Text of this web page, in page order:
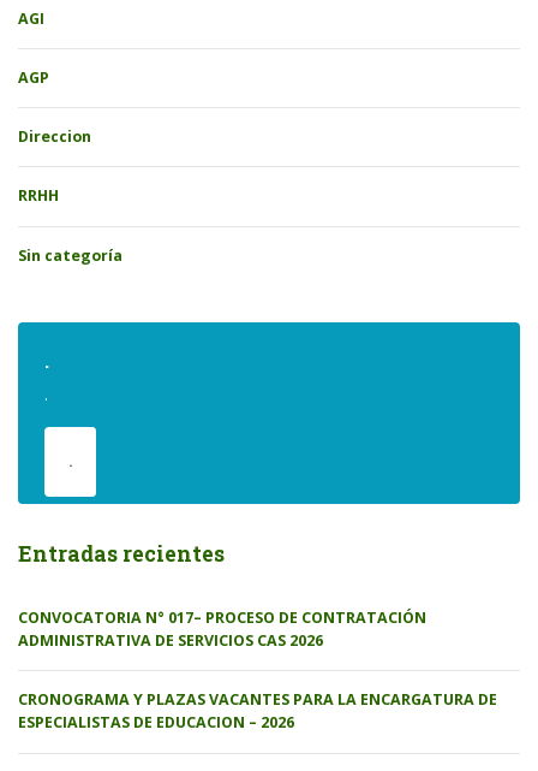
AGI
AGP
Direccion
RRHH
Sin categoría
.
.
.
Entradas recientes
CONVOCATORIA N° 017– PROCESO DE CONTRATACIÓN
ADMINISTRATIVA DE SERVICIOS CAS 2026
CRONOGRAMA Y PLAZAS VACANTES PARA LA ENCARGATURA DE
ESPECIALISTAS DE EDUCACION – 2026